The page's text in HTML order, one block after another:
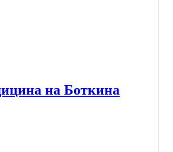
на Боткина